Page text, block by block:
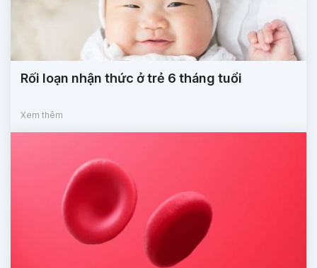
Rối loạn nhận thức ở trẻ 6 tháng tuổi
Xem thêm